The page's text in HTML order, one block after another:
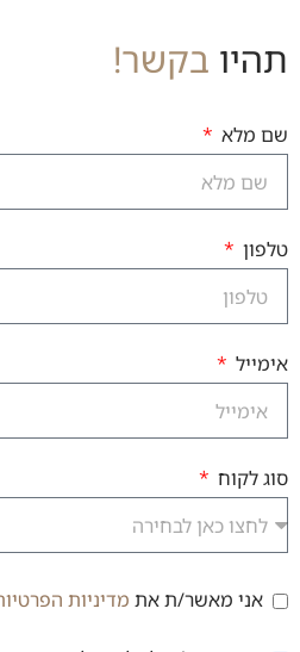
תהיו בקשר!
שם מלא
טלפון
אימייל
סוג לקוח
הסכמה למדיניות פרטיות
אני מאשר/ת את מדיניות